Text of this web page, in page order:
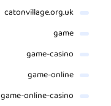
catonvillage.org.uk
game
game-casino
game-online
game-online-casino